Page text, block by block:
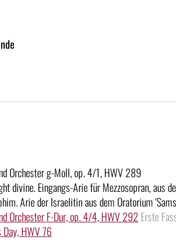
Orchester g-Moll, op. 4/1, HWV 289
divine. Eingangs-Arie für Mezzosopran, aus
Arie der Israelitin aus dem Oratorium
Orchester F-Dur, op. 4/4, HWV 292 Erste
HWV 76